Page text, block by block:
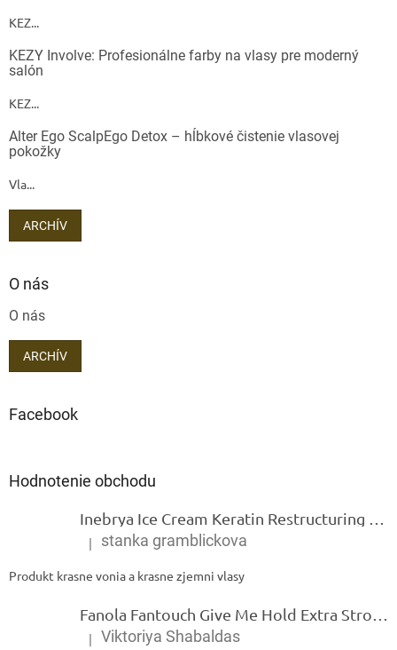
KEZ...
KEZY Involve: Profesionálne farby na vlasy pre moderný
salón
KEZ...
Alter Ego ScalpEgo Detox – hĺbkové čistenie vlasovej
pokožky
Vla...
ARCHÍV
O nás
O nás
ARCHÍV
Facebook
Hodnotenie obchodu
Inebrya Ice Cream Keratin Restructuring Mask – reštrukturalizačná maska s keratínom 1000 ml
Hodnotenie produktu je 5 z 5 hviezdičiek.
| stanka gramblickova
Produkt krasne vonia a krasne zjemni vlasy
Fanola Fantouch Give Me Hold Extra Strong Fluid Gel - Extra silný rýchloschnúci tekutý gel 250 ml
Hodnotenie produktu je 5 z 5 hviezdičiek.
| Viktoriya Shabaldas